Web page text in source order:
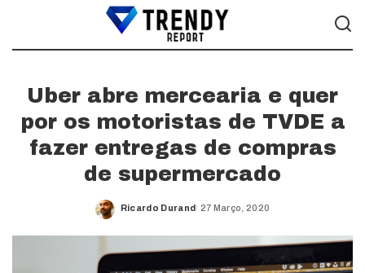
Uber abre mercearia e quer
por os motoristas de TVDE a
fazer entregas de compras
de supermercado
Posted
Ricardo Durand 27 Março, 2020